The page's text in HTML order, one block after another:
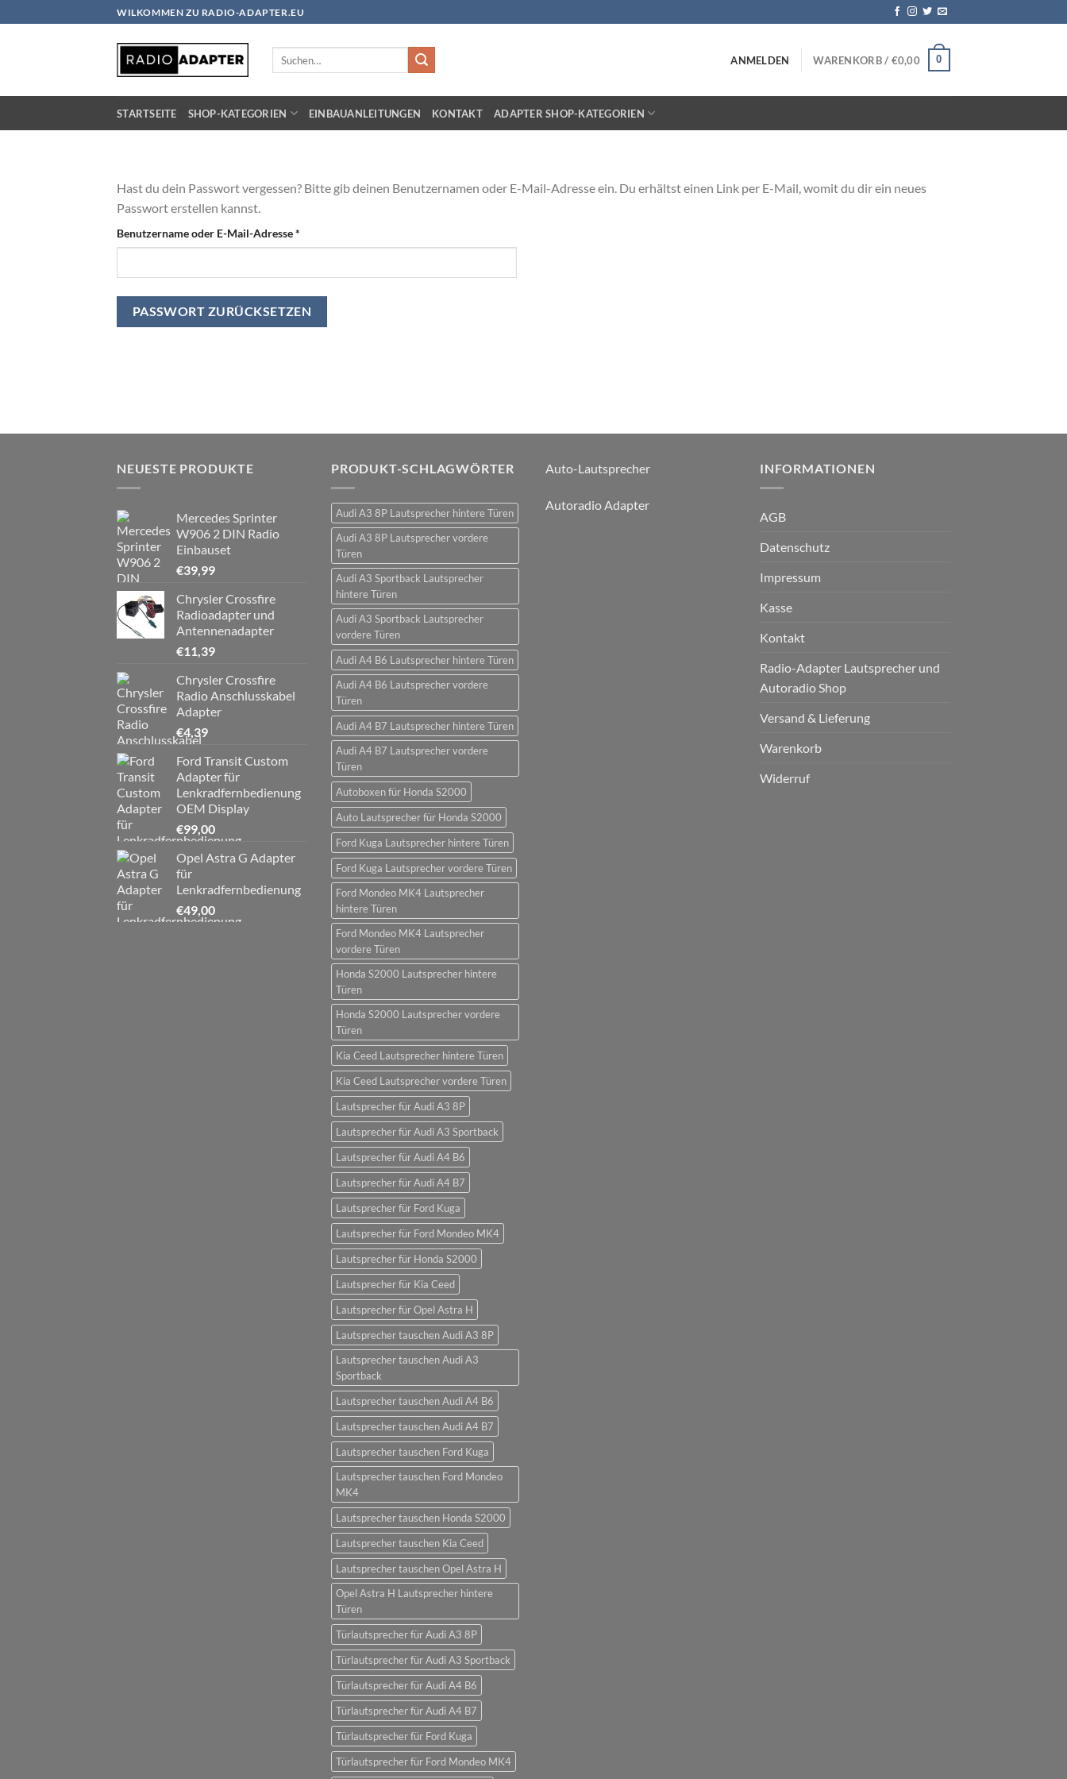
Inhalt
WILKOMMEN ZU RADIO-ADAPTER.EU
ANMELDEN WARENKORB / €0,00 0
STARTSEITE SHOP-KATEGORIEN EINBAUANLEITUNGEN KONTAKT ADAPTER SHOP-KATEGORIEN
Hast du dein Passwort vergessen? Bitte gib deinen Benutzernamen oder E-Mail-Adresse ein. Du erhältst einen Link per E-Mail, womit du dir ein neues
Passwort erstellen kannst.
Benutzername oder E-Mail-Adresse*
PASSWORT ZURÜCKSETZEN
NEUESTE PRODUKTE
Mercedes Sprinter
W906 2 DIN Radio
Einbauset
€39,99
Chrysler Crossfire
Radioadapter und
Antennenadapter
€11,39
Chrysler Crossfire
Radio Anschlusskabel
Adapter
€4,39
Ford Transit Custom
Adapter für
Lenkradfernbedienung
OEM Display
€99,00
Opel Astra G Adapter
für
Lenkradfernbedienung
€49,00
PRODUKT-SCHLAGWÖRTER
Audi A3 8P Lautsprecher hintere Türen
Audi A3 8P Lautsprecher vordere
Türen
Audi A3 Sportback Lautsprecher
hintere Türen
Audi A3 Sportback Lautsprecher
vordere Türen
Audi A4 B6 Lautsprecher hintere Türen
Audi A4 B6 Lautsprecher vordere
Türen
Audi A4 B7 Lautsprecher hintere Türen
Audi A4 B7 Lautsprecher vordere
Türen
Autoboxen für Honda S2000
Auto Lautsprecher für Honda S2000
Ford Kuga Lautsprecher hintere Türen
Ford Kuga Lautsprecher vordere Türen
Ford Mondeo MK4 Lautsprecher
hintere Türen
Ford Mondeo MK4 Lautsprecher
vordere Türen
Honda S2000 Lautsprecher hintere
Türen
Honda S2000 Lautsprecher vordere
Türen
Kia Ceed Lautsprecher hintere Türen
Kia Ceed Lautsprecher vordere Türen
Lautsprecher für Audi A3 8P
Lautsprecher für Audi A3 Sportback
Lautsprecher für Audi A4 B6
Lautsprecher für Audi A4 B7
Lautsprecher für Ford Kuga
Lautsprecher für Ford Mondeo MK4
Lautsprecher für Honda S2000
Lautsprecher für Kia Ceed
Lautsprecher für Opel Astra H
Lautsprecher tauschen Audi A3 8P
Lautsprecher tauschen Audi A3
Sportback
Lautsprecher tauschen Audi A4 B6
Lautsprecher tauschen Audi A4 B7
Lautsprecher tauschen Ford Kuga
Lautsprecher tauschen Ford Mondeo
MK4
Lautsprecher tauschen Honda S2000
Lautsprecher tauschen Kia Ceed
Lautsprecher tauschen Opel Astra H
Opel Astra H Lautsprecher hintere
Türen
Türlautsprecher für Audi A3 8P
Türlautsprecher für Audi A3 Sportback
Türlautsprecher für Audi A4 B6
Türlautsprecher für Audi A4 B7
Türlautsprecher für Ford Kuga
Türlautsprecher für Ford Mondeo MK4
Auto-Lautsprecher
Autoradio Adapter
INFORMATIONEN
AGB
Datenschutz
Impressum
Kasse
Kontakt
Radio-Adapter Lautsprecher und
Autoradio Shop
Versand & Lieferung
Warenkorb
Widerruf